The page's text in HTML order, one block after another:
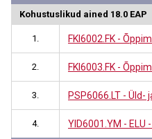
Kohustuslikud ained 18.0 EAP
1. FKI6002.FK -
2. FKI6003.FK -
3. PSP6066.LT -
4. YID6001.YM - ELU